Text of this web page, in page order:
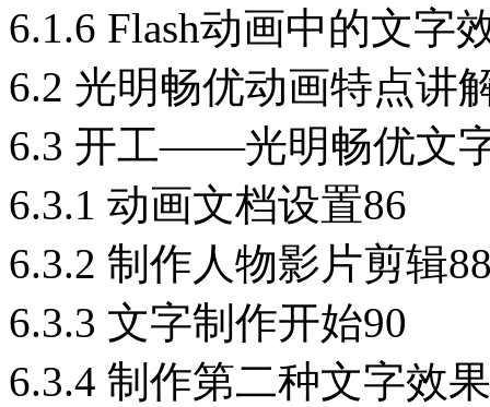
6.1.6 Flash动画中的文字
6.2 光明畅优动画特点讲
6.3 开工——光明畅优文
6.3.1 动画文档设置86
6.3.2 制作人物影片剪辑
6.3.3 文字制作开始90
6.3.4 制作第二种文字效